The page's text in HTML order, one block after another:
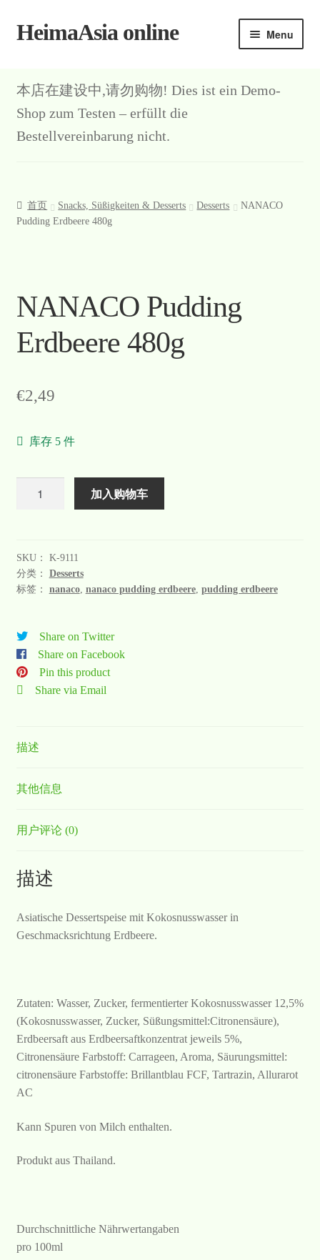
Skip
Skip
HeimaAsia online Menu
本店在建设中,请勿购物! Dies ist ein Demo-
Shop zum Testen – erfüllt die
Bestellvereinbarung nicht.
首页 Snacks, Süßigkeiten & Desserts Desserts
NANACO
Pudding Erdbeere 480g
NANACO Pudding
Erdbeere 480g
€2,49
库存 5 件
加入购物车
SKU： K-9111
分类： Desserts
标签： nanaco, nanaco pudding erdbeere, pudding erdbeere
Share on Twitter
Share on Facebook
Pin this product
Share via Email
描述
其他信息
用户评论 (0)
描述
Asiatische Dessertspeise mit Kokosnusswasser in
Geschmacksrichtung Erdbeere.
Zutaten: Wasser, Zucker, fermentierter Kokosnusswasser 12,5%
(Kokosnusswasser, Zucker, Süßungsmittel:Citronensäure),
Erdbeersaft aus Erdbeersaftkonzentrat jeweils 5%,
Citronensäure Farbstoff: Carrageen, Aroma, Säurungsmittel:
citronensäure Farbstoffe: Brillantblau FCF, Tartrazin, Allurarot
AC
Kann Spuren von Milch enthalten.
Produkt aus Thailand.
Durchschnittliche Nährwertangaben
pro 100ml